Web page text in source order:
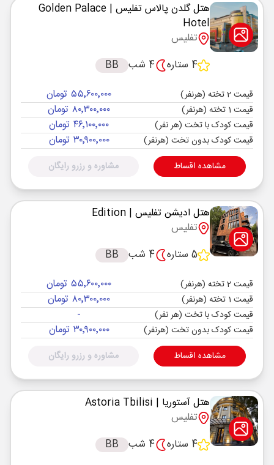
هتل گلدن پالاس تفلیس | Golden Palace
Hotel
تفلیس
4 ستاره
4 شب BB
قیمت 2 تخته (هرنفر) ۵۵٬۶۰۰٬۰۰۰ تومان
قیمت 1 تخته (هرنفر) ۸۰٬۳۰۰٬۰۰۰ تومان
قیمت کودک با تخت (هر نفر) ۴۶٬۱۰۰٬۰۰۰ تومان
قیمت کودک بدون تخت (هرنفر) ۳۰٬۹۰۰٬۰۰۰ تومان
مشاهده اقساط مشاوره و رزرو رایگان
هتل ادیشن تفلیس | Edition
تفلیس
5 ستاره
4 شب BB
قیمت 2 تخته (هرنفر) ۵۵٬۶۰۰٬۰۰۰ تومان
قیمت 1 تخته (هرنفر) ۸۰٬۳۰۰٬۰۰۰ تومان
قیمت کودک با تخت (هر نفر) -
قیمت کودک بدون تخت (هرنفر) ۳۰٬۹۰۰٬۰۰۰ تومان
مشاهده اقساط مشاوره و رزرو رایگان
هتل آستوریا | Astoria Tbilisi
تفلیس
4 ستاره
4 شب BB